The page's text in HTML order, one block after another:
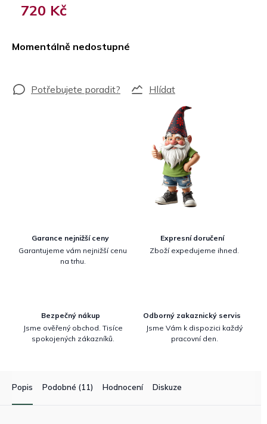
720 Kč
Momentálně nedostupné
Hlídat
Garance nejnižší ceny
Garantujeme vám nejnižší cenu
na trhu.
Expresní doručení
Zboží expedujeme ihned.
Bezpečný nákup
Jsme ověřený obchod. Tisíce
spokojených zákazníků.
Odborný zakaznický servis
Jsme Vám k dispozici každý
pracovní den.
Popis Podobné (11) Hodnocení Diskuze